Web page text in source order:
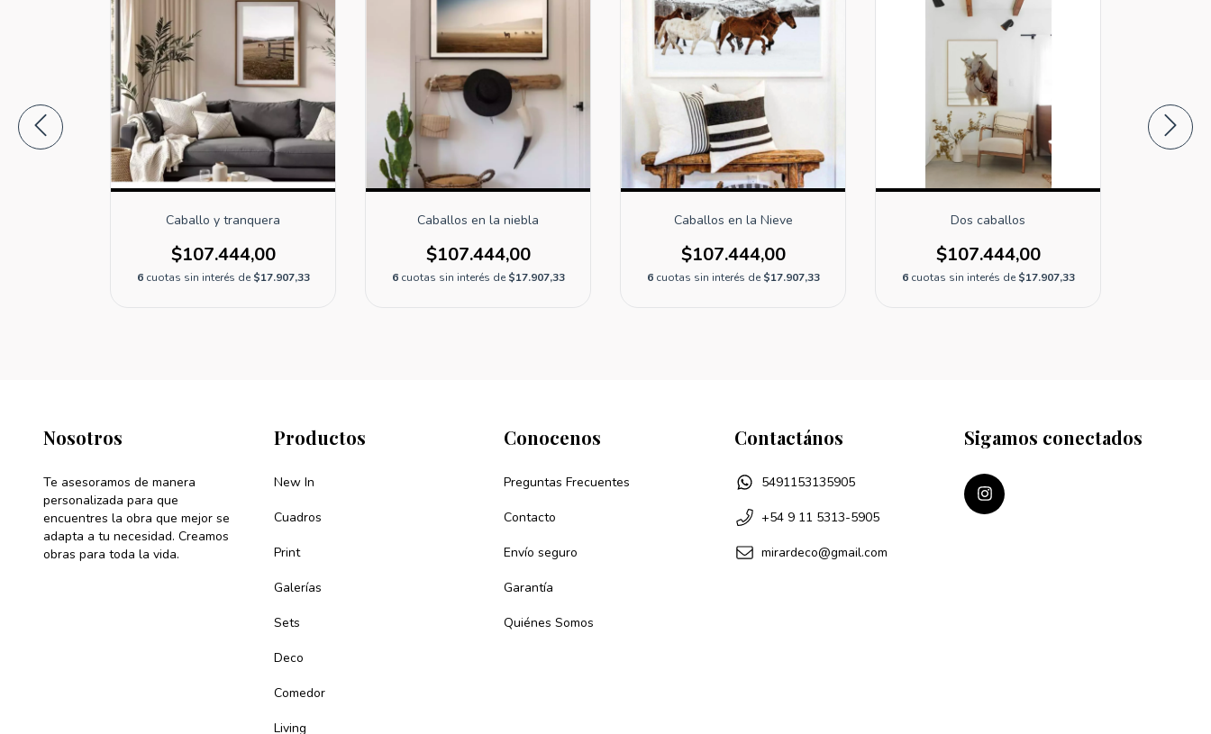
Caballo y tranquera
$107.444,00
6 cuotas sin interés de $17.907,33
Caballos en la niebla
$107.444,00
6 cuotas sin interés de $17.907,33
Caballos en la Nieve
$107.444,00
6 cuotas sin interés de $17.907,33
Dos caballos
$107.444,00
6 cuotas sin interés de $17.907,33
Nosotros
Te asesoramos de manera
personalizada para que
encuentres la obra que mejor se
adapta a tu necesidad. Creamos
obras para toda la vida.
Productos
New In
Cuadros
Print
Galerías
Sets
Deco
Comedor
Living
Conocenos
Preguntas Frecuentes
Contacto
Envío seguro
Garantía
Quiénes Somos
Contactános
5491153135905
+54 9 11 5313-5905
mirardeco@gmail.com
Sigamos conectados